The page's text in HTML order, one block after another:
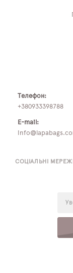
СОЦІАЛЬНІ МЕРЕЖІ
Телефон:
+380933398788
E-mail: